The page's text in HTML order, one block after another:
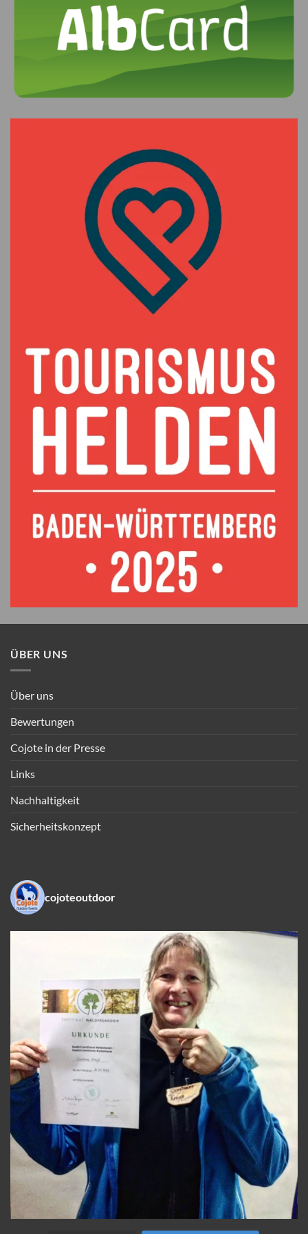
ÜBER UNS
Über uns
Bewertungen
Cojote in der Presse
Links
Nachhaltigkeit
Sicherheitskonzept
cojoteoutdoor